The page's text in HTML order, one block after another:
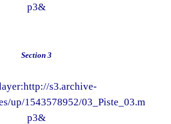
p3&
Section 3
s3.archive-
up/1543578952/03_Piste_03.m
p3&